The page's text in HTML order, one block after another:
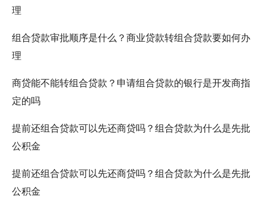
理
组合贷款审批顺序是什么？商业贷款转组合贷款要如何办
理
商贷能不能转组合贷款？申请组合贷款的银行是开发商指
定的吗
提前还组合贷款可以先还商贷吗？组合贷款为什么是先批
公积金
提前还组合贷款可以先还商贷吗？组合贷款为什么是先批
公积金